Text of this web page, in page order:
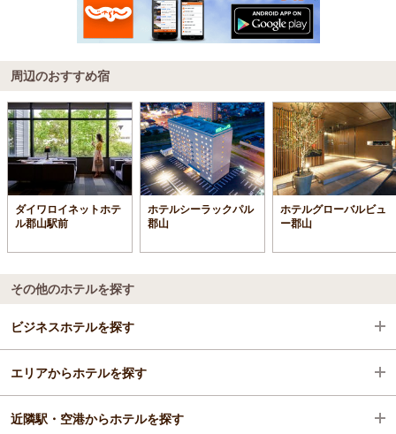
周辺のおすすめ宿
ダイワロイネットホテ
ル郡山駅前
ホテルシーラックパル
郡山
ホテルグローバルビュ
ー郡山
その他のホテルを探す
ビジネスホテルを探す
福島県
郡山
エリアからホテルを探す
福島県
近隣駅・空港からホテルを探す